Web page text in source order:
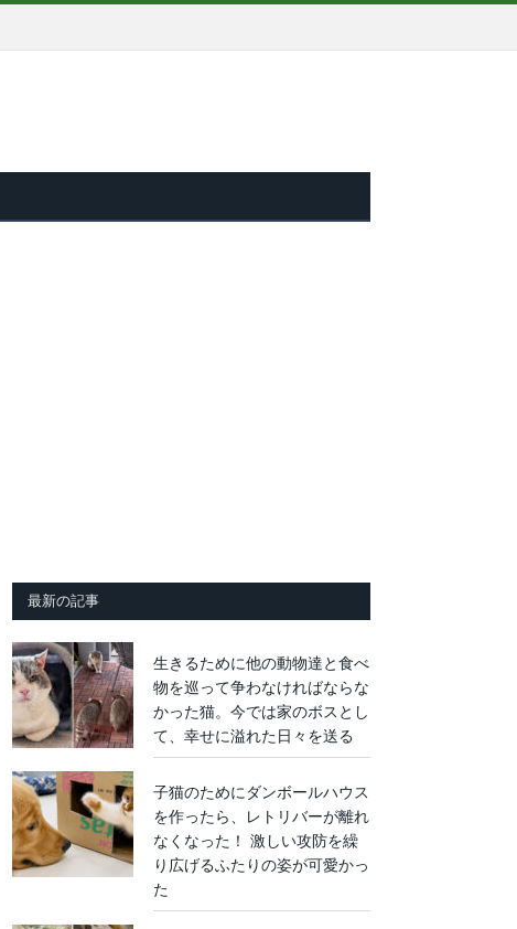
最新の記事
生きるために他の動物達と食べ
物を巡って争わなければならな
かった猫。今では家のボスとし
て、幸せに溢れた日々を送る
子猫のためにダンボールハウス
を作ったら、レトリバーが離れ
なくなった！ 激しい攻防を繰
り広げるふたりの姿が可愛かっ
た